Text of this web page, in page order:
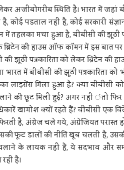
अजीबोगरीब स्थिति है। भारत में जहां
है, कोई पडताल नहीं है, कोई सरकारी
में तहलका मचा हुआ है, बीबीसी की झूठी
ब्रिटेन की हाउस ऑफ कॉमन में इस बात
झूठी पत्रकारिता को लेकर ब्रिटेन की
भारत में बीबीसी की झूठी पत्रकारिता
लाइसेंस मिला हुआ है? क्या
की छूट मिली हुई? अगर नही ंतो
खामोश क्यों रहते हैं? वीबीसी एक
है, अंग्रेज चले गये, अंग्रेजियत परास्त
फूट डालों की नीति खूब चलती है,
के लायक नहीं हैं, ये सदभाव और
है।